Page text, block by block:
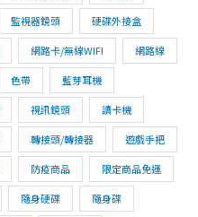
監視器鏡頭 硬碟外接盒
網路卡/無線WIFI 網路線
色帶 藍芽耳機
視訊鏡頭 讀卡機
轉接頭/轉接器 遊戲手把
防疫商品 限定商品免運
隨身硬碟 隨身碟